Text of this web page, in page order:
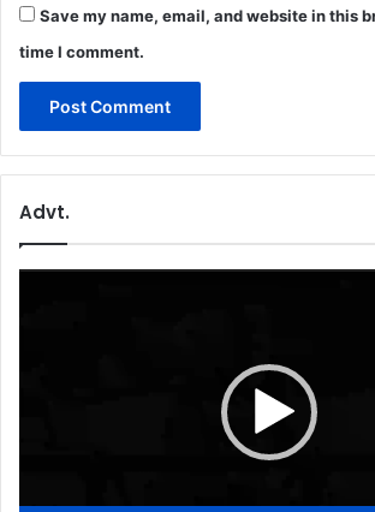
Save my name, email, and website in this
time I comment.
Advt.